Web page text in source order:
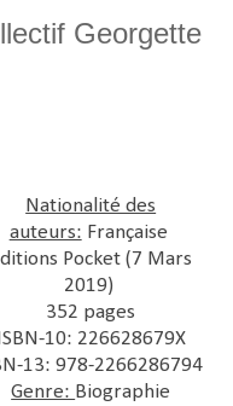
Georgette
Nationalité des
auteurs: Française
Pocket (7 Mars
2019)
352 pages
ISBN-10: 226628679X
13: 978-2266286794
Genre: Biographie